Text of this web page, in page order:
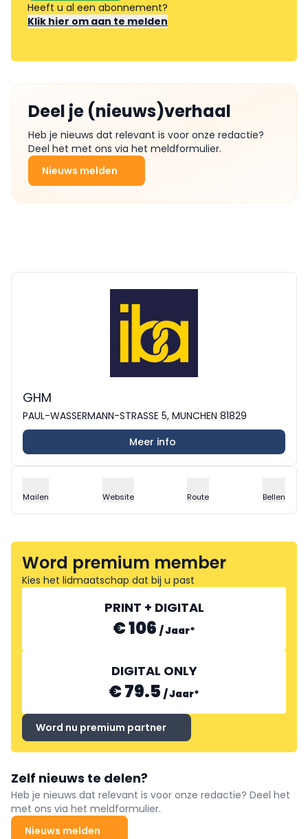
Heeft u al een abonnement?
Klik hier om aan te melden
Deel je (nieuws)verhaal
Heb je nieuws dat relevant is voor onze redactie?
Deel het met ons via het meldformulier.
Nieuws melden
GHM
PAUL-WASSERMANN-STRASSE 5, MUNCHEN 81829
Meer info
Mailen Website Route Bellen
Word premium member
Kies het lidmaatschap dat bij u past
PRINT + DIGITAL
€ 106 /Jaar*
DIGITAL ONLY
€ 79.5 /Jaar*
Word nu premium partner
Zelf nieuws te delen?
Heb je nieuws dat relevant is voor onze redactie? Deel het
met ons via het meldformulier.
Nieuws melden